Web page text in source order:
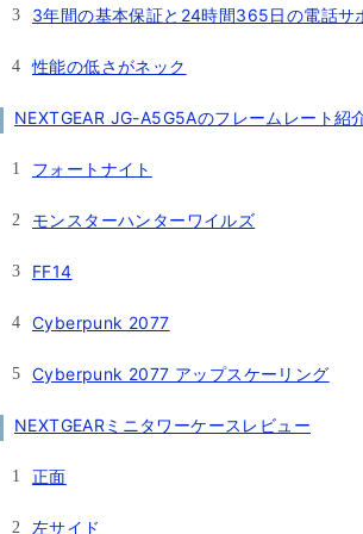
3年間の基本保証と24時間365日の電話サ
性能の低さがネック
NEXTGEAR JG-A5G5Aのフレームレート紹
フォートナイト
モンスターハンターワイルズ
FF14
Cyberpunk 2077
Cyberpunk 2077 アップスケーリング
NEXTGEARミニタワーケースレビュー
正面
左サイド